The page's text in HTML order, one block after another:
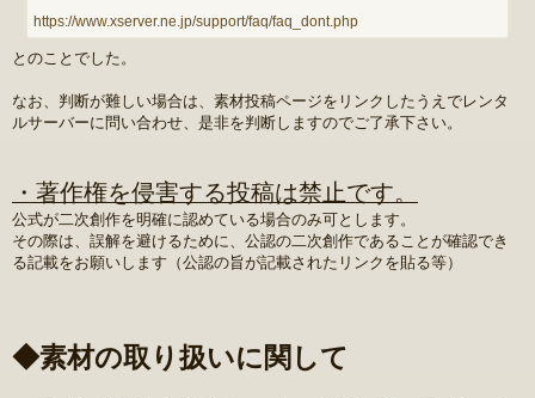
https://www.xserver.ne.jp/support/faq/faq_dont.php
とのことでした。
なお、判断が難しい場合は、素材投稿ページをリンクしたうえでレンタ
ルサーバーに問い合わせ、是非を判断しますのでご了承下さい。
・著作権を侵害する投稿は禁止です。
公式が二次創作を明確に認めている場合のみ可とします。
その際は、誤解を避けるために、公認の二次創作であることが確認でき
る記載をお願いします（公認の旨が記載されたリンクを貼る等）
◆素材の取り扱いに関して